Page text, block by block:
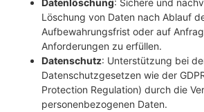
Datenlöschung: Sichere und
Löschung von Daten nach Ablauf
Aufbewahrungsfrist oder auf
Anforderungen zu erfüllen.
Datenschutz: Unterstützung bei
Datenschutzgesetzen wie der
Protection Regulation) durch die
personenbezogenen Daten.